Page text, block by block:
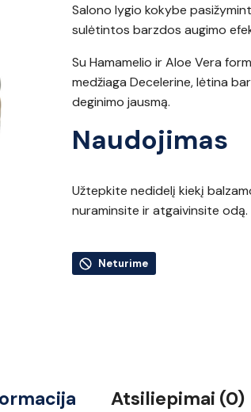
Salono lygio kokybe
sulėtintos barzdos augimo
Su Hamamelio ir Aloe Vera
medžiaga Decelerine, lėtina
deginimo jausmą.
Naudojimas
Užtepkite nedidelį kiekį
nuraminsite ir atgaivinsite odą.
Neturime
Atsiliepimai (0)